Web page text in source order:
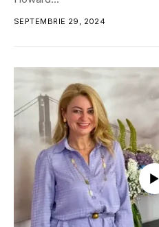
SEPTEMBRIE 29, 2024